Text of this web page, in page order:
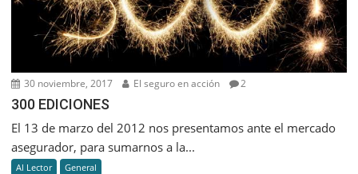
30 noviembre, 2017 El seguro en acción 2
300 EDICIONES
El 13 de marzo del 2012 nos presentamos ante el mercado
asegurador, para sumarnos a la...
Al Lector General